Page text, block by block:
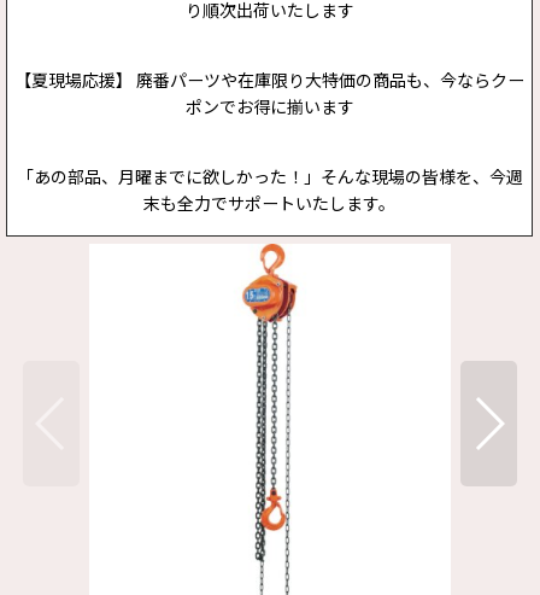
り順次出荷いたします
【夏現場応援】 廃番パーツや在庫限り大特価の商品も、今ならクー
ポンでお得に揃います
「あの部品、月曜までに欲しかった！」そんな現場の皆様を、今週
末も全力でサポートいたします。